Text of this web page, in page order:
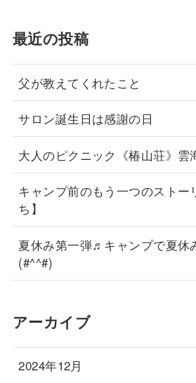
最近の投稿
父が教えてくれたこと
サロン誕生日は感謝の日
大人のピクニック《椿山荘》雲
キャンプ前のもう一つのストー
ち】
夏休み第一弾♬キャンプで夏休
(#^^#)
アーカイブ
2024年12月